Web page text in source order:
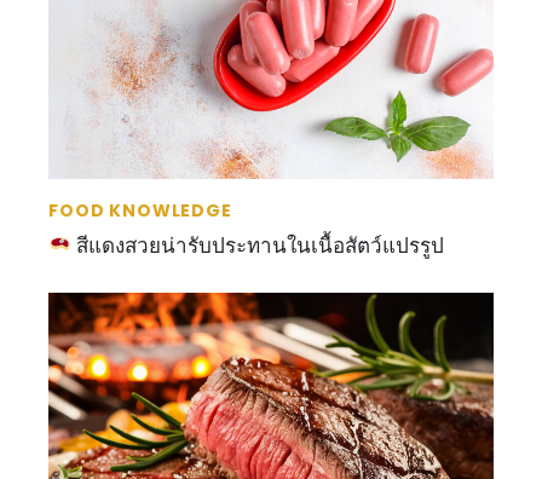
FOOD KNOWLEDGE
สีแดงสวยน่ารับประทานในเนื้อสัตว์แปรรูป